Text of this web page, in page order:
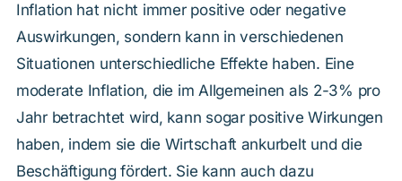
Inflation hat nicht immer positive oder negative
Auswirkungen, sondern kann in verschiedenen
Situationen unterschiedliche Effekte haben. Eine
moderate Inflation, die im Allgemeinen als 2-3% pro
Jahr betrachtet wird, kann sogar positive Wirkungen
haben, indem sie die Wirtschaft ankurbelt und die
Beschäftigung fördert. Sie kann auch dazu